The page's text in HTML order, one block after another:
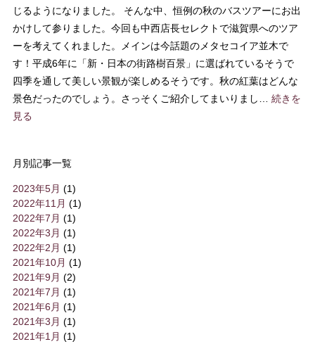
じるようになりました。 そんな中、恒例の秋のバスツアーにお出
かけして参りました。今回も中西店長セレクトで滋賀県へのツア
ーを考えてくれました。メインは今話題のメタセコイア並木で
す！平成6年に「新・日本の街路樹百景」に選ばれているそうで
四季を通して美しい景観が楽しめるそうです。秋の紅葉はどんな
景色だったのでしょう。さっそくご紹介してまいりまし… 続きを
見る
月別記事一覧
2023年5月 (1)
2022年11月 (1)
2022年7月 (1)
2022年3月 (1)
2022年2月 (1)
2021年10月 (1)
2021年9月 (2)
2021年7月 (1)
2021年6月 (1)
2021年3月 (1)
2021年1月 (1)